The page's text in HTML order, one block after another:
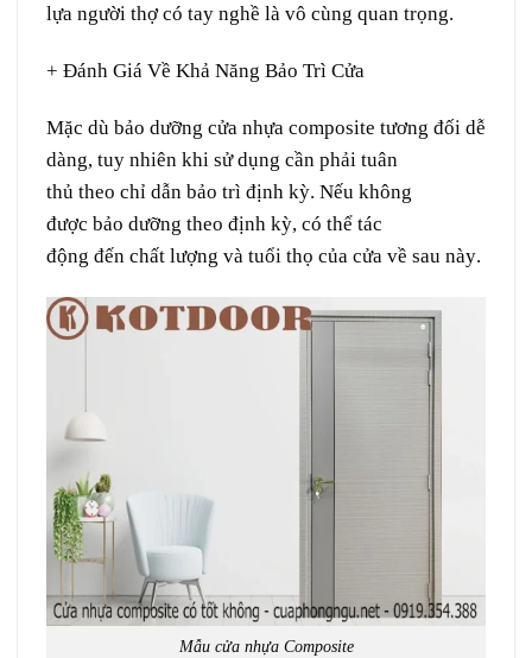
lựa người thợcó tay nghề là vô cùng quan trọng.
+ Đánh Giá Về Khả Năng Bảo Trì Cửa
Mặc dù bảo dưỡng cửa nhựa composite tương đối dễ
dàng, tuy nhiên khi sử dụng cần phải tuân
thủ theo chỉ dẫn bảo trì định kỳ. Nếu không
được bảo dưỡng theo định kỳ, có thể tác
động đến chất lượng và tuổi thọ của cửa về sau này.
Mẫu cửa nhựa Composite